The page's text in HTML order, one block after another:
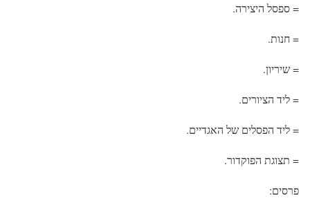
= ספסל היצירה.
= חנות.
= שיריון.
= ליד הציורים.
= ליד הפסלים של האגדיים.
= תצוגת הפוקדור.
פרסים: